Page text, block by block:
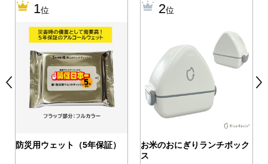
1位
防災用ウェット（5年保証）
2位
お米のおにぎりランチボック
ス